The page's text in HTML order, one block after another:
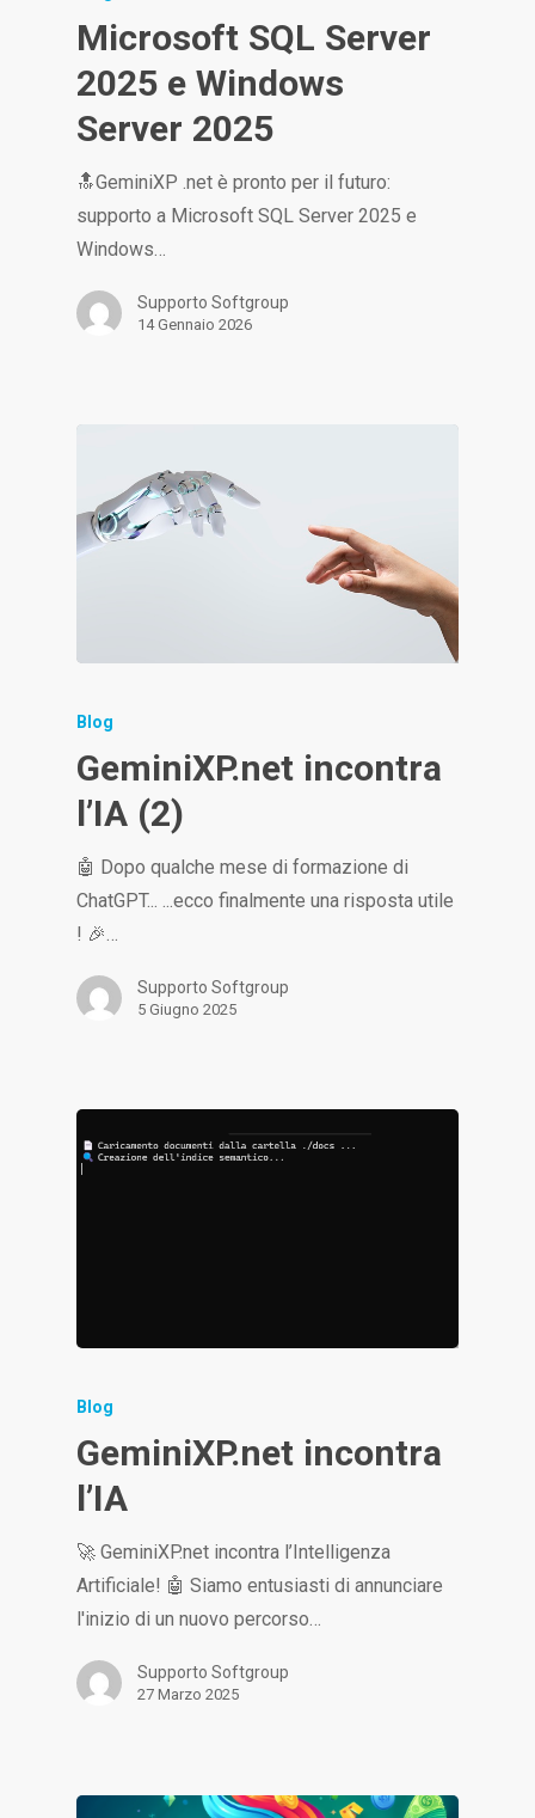
Microsoft SQL Server
2025 e Windows
Server 2025
🔝GeminiXP .net è pronto per il futuro:
supporto a Microsoft SQL Server 2025 e
Windows…
Supporto Softgroup
14 Gennaio 2026
Blog
GeminiXP.net incontra
l’IA (2)
🤖 Dopo qualche mese di formazione di
ChatGPT... ...ecco finalmente una risposta utile
! 🎉…
Supporto Softgroup
5 Giugno 2025
Blog
GeminiXP.net incontra
l’IA
🚀 GeminiXP.net incontra l’Intelligenza
Artificiale! 🤖 Siamo entusiasti di annunciare
l'inizio di un nuovo percorso…
Supporto Softgroup
27 Marzo 2025